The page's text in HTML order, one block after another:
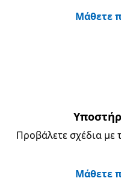
Μάθετε
Προβάλετε σχέδια
Μάθετε